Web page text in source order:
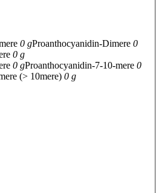
0 gProanthocyanidin-Dimere 0
0 g
0 gProanthocyanidin-7-10-mere 0
(> 10mere) 0 g